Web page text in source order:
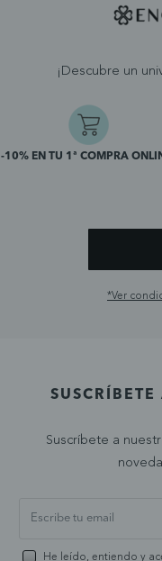
¡Descubre un
-10% EN TU 1ª COMPRA
*Ver
SUSCRÍBETE
Suscríbete a
He leído, entiendo y